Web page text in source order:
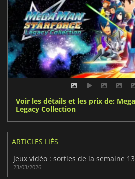
Voir les détails et les prix de:
Legacy Collection
ARTICLES LIÉS
Jeux vidéo : sorties de la semaine
23/03/2026